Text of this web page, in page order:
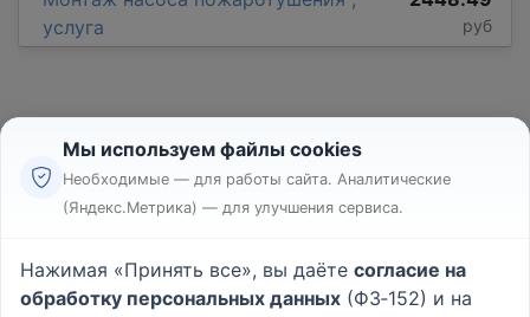
услуга
руб
Реклама
Пользовательское соглашение
Политика конфиденциальности
Мы используем файлы cookies
Необходимые — для работы сайта. Аналитические
(Яндекс.Метрика) — для улучшения сервиса.
Нажимая «Принять все», вы даёте согласие на
обработку персональных данных (ФЗ‑152) и на